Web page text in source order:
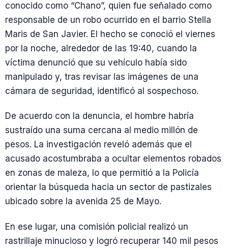
conocido como “Chano”, quien fue señalado como
responsable de un robo ocurrido en el barrio Stella
Maris de San Javier. El hecho se conoció el viernes
por la noche, alrededor de las 19:40, cuando la
víctima denunció que su vehículo había sido
manipulado y, tras revisar las imágenes de una
cámara de seguridad, identificó al sospechoso.
De acuerdo con la denuncia, el hombre habría
sustraído una suma cercana al medio millón de
pesos. La investigación reveló además que el
acusado acostumbraba a ocultar elementos robados
en zonas de maleza, lo que permitió a la Policía
orientar la búsqueda hacia un sector de pastizales
ubicado sobre la avenida 25 de Mayo.
En ese lugar, una comisión policial realizó un
rastrillaje minucioso y logró recuperar 140 mil pesos